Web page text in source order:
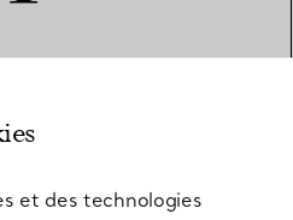
et des technologies